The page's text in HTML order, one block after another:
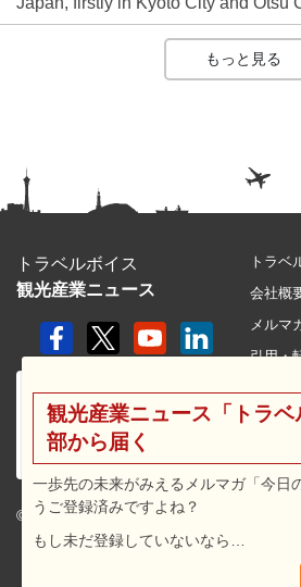
もっと見る
トラベルボイス
観光産業ニュース
© 2026 travel voice.
トラベ
会社概
メルマ
引用・
利用規
広告メ
観光産業ニュース「トラ
部から届く
一歩先の未来がみえるメルマガ「今日
うご登録済みですよね？
もし未だ登録していないなら…